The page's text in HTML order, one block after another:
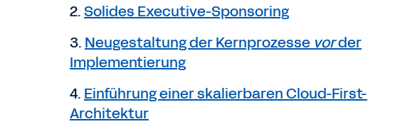
2.Solides Executive-Sponsoring
3. Neugestaltung der Kernprozesse vorder
Implementierung
4. Einführung einer skalierbaren Cloud-First-
Architektur